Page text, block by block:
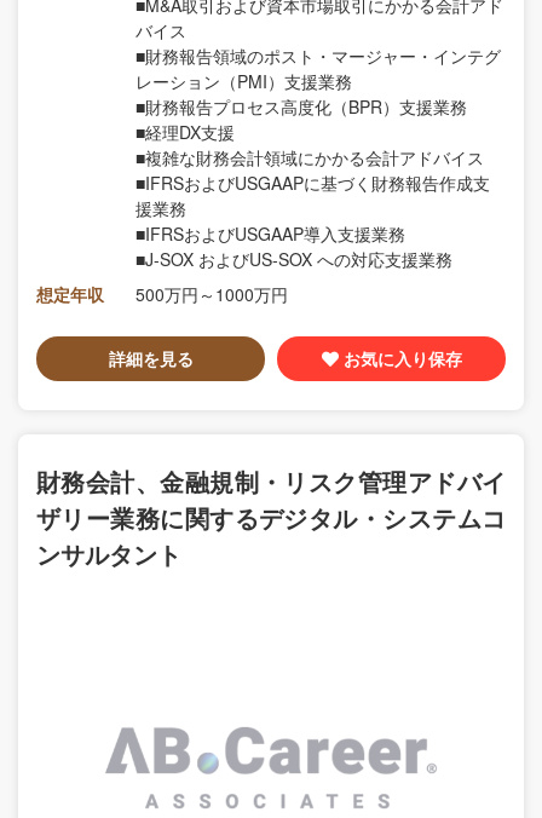
バイス
■財務報告領域のポスト・マージャー・インテグ
レーション（PMI）支援業務
■財務報告プロセス高度化（BPR）支援業務
■経理DX支援
■複雑な財務会計領域にかかる会計アドバイス
■IFRSおよびUSGAAPに基づく財務報告作成支
援業務
■IFRSおよびUSGAAP導入支援業務
■J-SOX およびUS-SOX への対応支援業務
想定年収
500万円～1000万円
詳細を見る お気に入り保存
財務会計、金融規制・リスク管理アドバイ
ザリー業務に関するデジタル・システムコ
ンサルタント